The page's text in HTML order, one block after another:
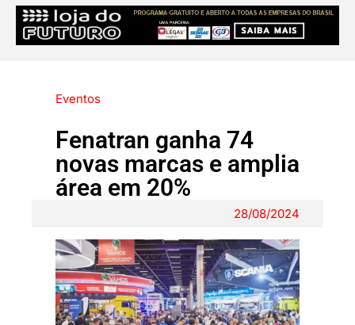
Eventos
Fenatran ganha 74
novas marcas e amplia
área em 20%
28/08/2024